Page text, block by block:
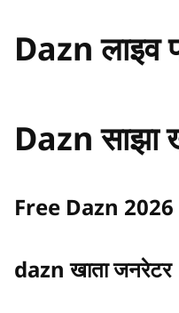
Dazn लाइव
Dazn साझा
Free Dazn 2026
dazn खाता जनरेटर